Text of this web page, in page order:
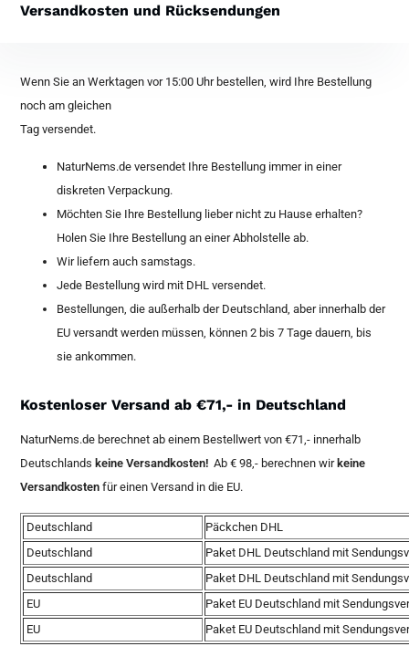
Versandkosten und Rücksendungen
Wenn Sie an Werktagen vor 15:00 Uhr bestellen, wird Ihre Bestellung
noch am gleichen
Tag versendet.
NaturNems.de versendet Ihre Bestellung immer in einer
diskreten Verpackung.
Möchten Sie Ihre Bestellung lieber nicht zu Hause erhalten?
Holen Sie Ihre Bestellung an einer Abholstelle ab.
Wir liefern auch samstags.
Jede Bestellung wird mit DHL versendet.
Bestellungen, die außerhalb der Deutschland, aber innerhalb der
EU versandt werden müssen, können 2 bis 7 Tage dauern, bis
sie ankommen.
Kostenloser Versand ab €71,- in Deutschland
NaturNems.de berechnet ab einem Bestellwert von €71,- innerhalb
Deutschlandskeine Versandkosten! Ab € 98,- berechnen wirkeine
Versandkosten für einen Versand in die EU.
Deutschland
Päckchen DHL
Deutschland
Paket DHL Deutschland mit
Deutschland
Paket DHL Deutschland mit
EU
Paket EU Deutschland mit
EU
Paket EU Deutschland mit